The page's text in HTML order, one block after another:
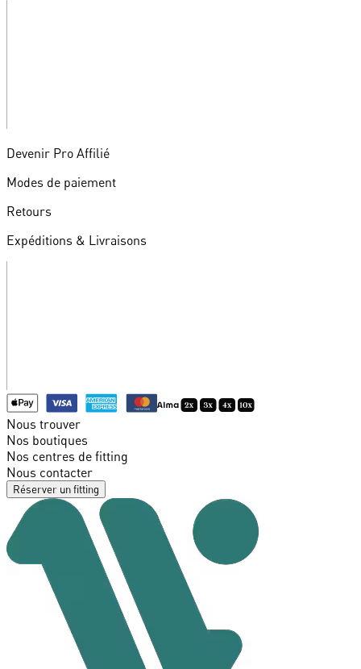
Devenir Pro Affilié
Modes de paiement
Retours
Expéditions & Livraisons
Nous trouver
Nos boutiques
Nos centres de fitting
Nous contacter
Réserver un fitting